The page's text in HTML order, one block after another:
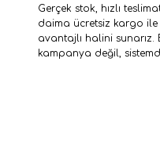
Gerçek stok, hızlı
daima ücretsiz kargo ile
avantajlı halini
kampanya değil,